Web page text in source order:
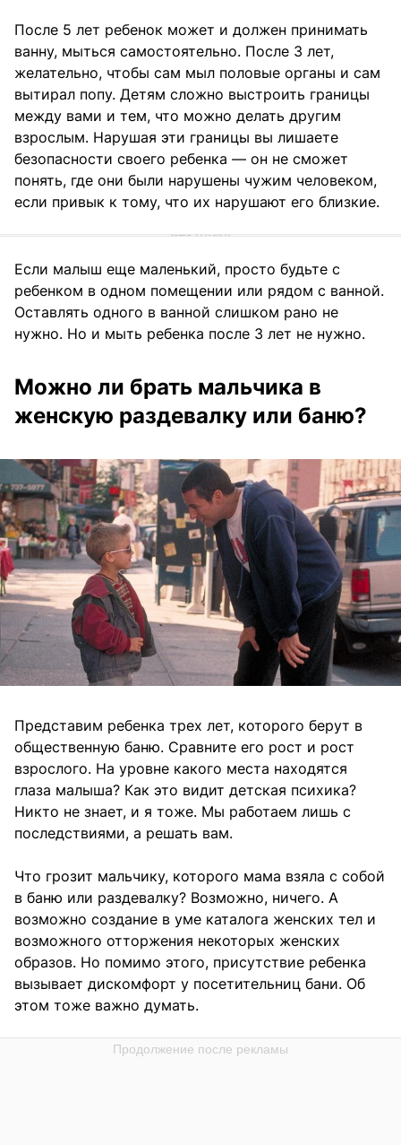
После 5 лет ребенок может и должен принимать
ванну, мыться самостоятельно. После 3 лет,
желательно, чтобы сам мыл половые органы и сам
вытирал попу. Детям сложно выстроить границы
между вами и тем, что можно делать другим
взрослым. Нарушая эти границы вы лишаете
безопасности своего ребенка — он не сможет
понять, где они были нарушены чужим человеком,
если привык к тому, что их нарушают его близкие.
Если малыш еще маленький, просто будьте с
ребенком в одном помещении или рядом с ванной.
Оставлять одного в ванной слишком рано не
нужно. Но и мыть ребенка после 3 лет не нужно.
Можно ли брать мальчика в
женскую раздевалку или баню?
Представим ребенка трех лет, которого берут в
общественную баню. Сравните его рост и рост
взрослого. На уровне какого места находятся
глаза малыша? Как это видит детская психика?
Никто не знает, и я тоже. Мы работаем лишь с
последствиями, а решать вам.
Что грозит мальчику, которого мама взяла с собой
в баню или раздевалку? Возможно, ничего. А
возможно создание в уме каталога женских тел и
возможного отторжения некоторых женских
образов. Но помимо этого, присутствие ребенка
вызывает дискомфорт у посетительниц бани. Об
этом тоже важно думать.